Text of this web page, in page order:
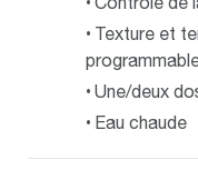
Texture et
Une/deux
Eau chaude